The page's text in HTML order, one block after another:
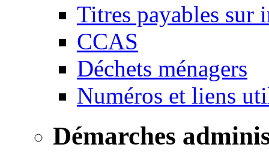
Titres payables sur
CCAS
Déchets ménagers
Numéros et liens
Démarches